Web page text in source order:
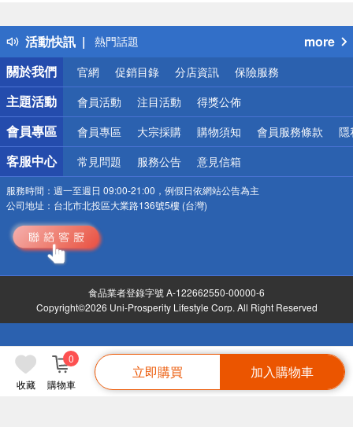
收藏 購物車
0
立即購買 加入購物車
活動快訊
得獎公告
熱門話題
銀行優惠
偏遠地區配送
詐騙網頁！請小心！
more
關於我們
官網 促銷目錄 分店資訊 保險服務
主題活動 會員活動 注目活動 得獎公佈
會員專區 會員專區 大宗採購 購物須知 會員服務條款 隱
客服中心 常見問題 服務公告 意見信箱
服務時間： 週一至週日 09:00-21:00，例假日依網站公告為主
公司地址： 台北市北投區大業路136號5樓 (台灣)
食品業者登錄字號 A-122662550-00000-6
Copyright©2026 Uni-Prosperity Lifestyle Corp. All Right Reserved